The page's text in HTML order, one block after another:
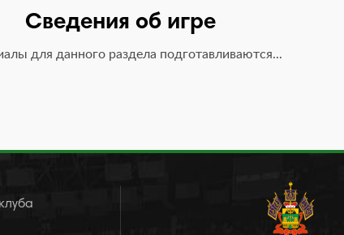
Сведения об игре
для данного раздела подготавливаются...